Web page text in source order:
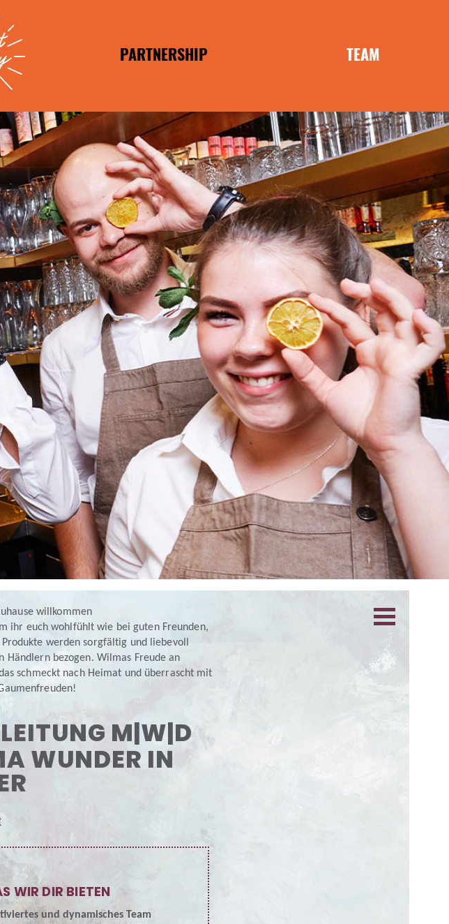
PARTNERSHIP
IMMOBILIEN
TEAM
willkommen
ihr euch wohlfühlt wie bei guten Freunden,
werden sorgfältig und liebevoll
Händlern bezogen. Wilmas Freude an
schmeckt nach Heimat und überrascht mit
M|W|D
WUNDER IN
WIR DIR BIETEN
und dynamisches Team